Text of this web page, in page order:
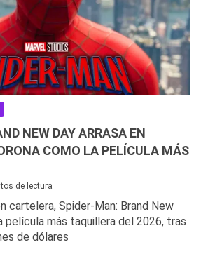
NEW DAY ARRASA EN
COMO LA PELÍCULA MÁS
de lectura
cartelera, Spider-Man: Brand New
película más taquillera del 2026, tras
de dólares